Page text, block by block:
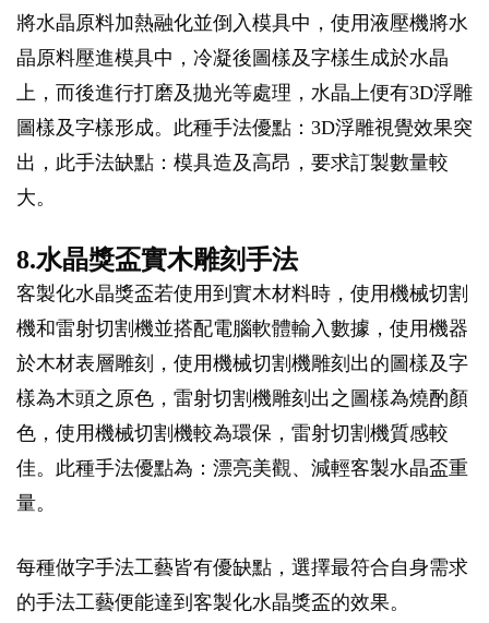
將水晶原料加熱融化並倒入模具中，使用液壓機將水
晶原料壓進模具中，冷凝後圖樣及字樣生成於水晶
上，而後進行打磨及拋光等處理，水晶上便有3D浮雕
圖樣及字樣形成。此種手法優點：3D浮雕視覺效果突
出，此手法缺點：模具造及高昂，要求訂製數量較
大。
8.水晶獎盃實木雕刻手法
客製化水晶獎盃若使用到實木材料時，使用機械切割
機和雷射切割機並搭配電腦軟體輸入數據，使用機器
於木材表層雕刻，使用機械切割機雕刻出的圖樣及字
樣為木頭之原色，雷射切割機雕刻出之圖樣為燒酌顏
色，使用機械切割機較為環保，雷射切割機質感較
佳。此種手法優點為：漂亮美觀、減輕客製水晶盃重
量。
每種做字手法工藝皆有優缺點，選擇最符合自身需求
的手法工藝便能達到客製化水晶獎盃的效果。